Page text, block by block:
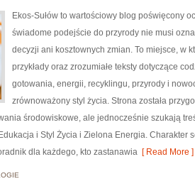
Ekos-Sułów to wartościowy blog poświęcony
świadome podejście do przyrody nie musi
decyzji ani kosztownych zmian. To miejsce, w
przykłady oraz zrozumiałe teksty dotyczące
gotowania, energii, recyklingu, przyrody i
zrównoważony styl życia. Strona została
środowiskowe, ale jednocześnie szukają
i Styl Życia i Zielona Energia. Charakter
dla każdego, kto zastanawia [ Read More ]